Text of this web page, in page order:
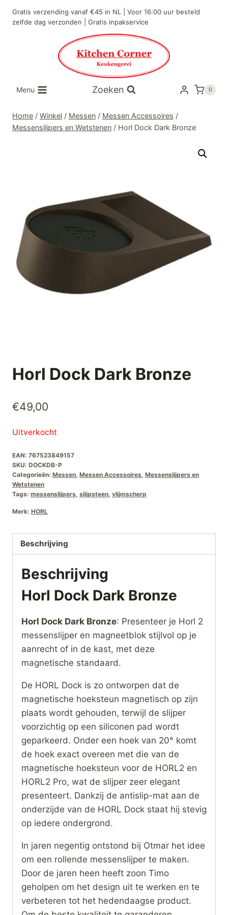
naar
Gratis verzending vanaf €45 in NL | Voor 16:00 uur besteld
zelfde dag verzonden | Gratis inpakservice
Menu Zoeken 0
Home / Winkel / Messen / Messen Accessoires /
Messenslijpers en Wetstenen / Horl Dock Dark Bronze
Horl Dock Dark Bronze
€49,00
Uitverkocht
EAN: 767523849157
SKU: DOCKDB-P
Categorieën: Messen, Messen Accessoires, Messenslijpers en
Wetstenen
Tags: messenslijpers, slijpsteen, vlijmscherp
Merk: HORL
Beschrijving
Beschrijving
Horl Dock Dark Bronze
Horl Dock Dark Bronze: Presenteer je Horl 2
messenslijper en magneetblok stijlvol op je
aanrecht of in de kast, met deze
magnetische standaard.
De HORL Dock is zo ontworpen dat de
magnetische hoeksteun magnetisch op zijn
plaats wordt gehouden, terwijl de slijper
voorzichtig op een siliconen pad wordt
geparkeerd. Onder een hoek van 20° komt
de hoek exact overeen met die van de
magnetische hoeksteun voor de HORL2 en
HORL2 Pro, wat de slijper zeer elegant
presenteert. Dankzij de antislip-mat aan de
onderzijde van de HORL Dock staat hij stevig
op iedere ondergrond.
In jaren negentig ontstond bij Otmar het idee
om een rollende messenslijper te maken.
Door de jaren heen heeft zoon Timo
geholpen om het design uit te werken en te
verbeteren tot het hedendaagse product.